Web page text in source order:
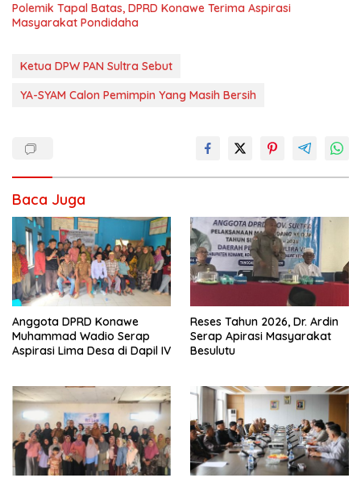
Polemik Tapal Batas, DPRD Konawe Terima Aspirasi
Masyarakat Pondidaha
Ketua DPW PAN Sultra Sebut
YA-SYAM Calon Pemimpin Yang Masih Bersih
Baca Juga
Anggota DPRD Konawe
Muhammad Wadio Serap
Aspirasi Lima Desa di Dapil IV
Reses Tahun 2026, Dr. Ardin
Serap Apirasi Masyarakat
Besulutu